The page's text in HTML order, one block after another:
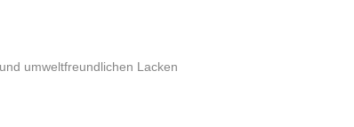
umweltfreundlichen Lacken